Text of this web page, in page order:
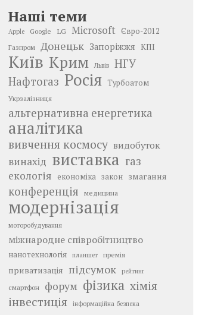
Наші теми
Apple Google LG Microsoft Євро-2012
Газпром Донецьк Запоріжжя КПІ
Київ Крим Львів
НГУ
Нафтогаз Росія Турбоатом
Укрзалізниця
альтернативна енергетика
аналітика
вивчення космосу видобуток
винахід виставка газ
екологія економіка закон змагання
конференція медицина
модернізація
моторобудування
міжнародне співробітництво
нанотехнологія планшет премія
приватизація підсумок рейтинг
смартфон форум фізика хімія
інвестиція інформаційна безпека